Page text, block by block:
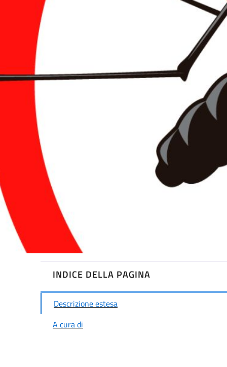
INDICE DELLA PAGINA
Descrizione estesa
A cura di